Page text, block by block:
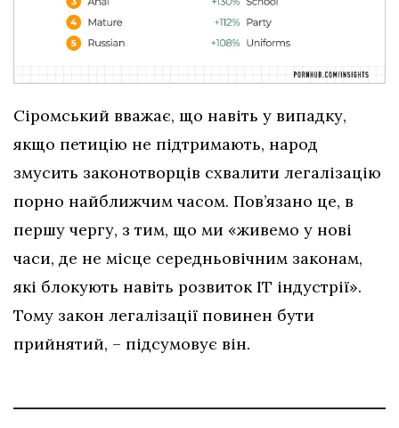
Сіромський вважає, що навіть у випадку,
якщо петицію не підтримають, народ
змусить законотворців схвалити легалізацію
порно найближчим часом. Пов’язано це, в
першу чергу, з тим, що ми «живемо у нові
часи, де не місце середньовічним законам,
які блокують навіть розвиток ІТ індустрії».
Тому закон легалізації повинен бути
прийнятий, – підсумовує він.